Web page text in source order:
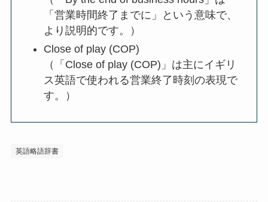
「営業時間終了までに」という意味で、
より説明的です。）
Close of play (COP)
（「Close of play (COP)」は主にイギリ
ス英語で使われる営業終了時刻の表現で
す。）
英語略語辞書